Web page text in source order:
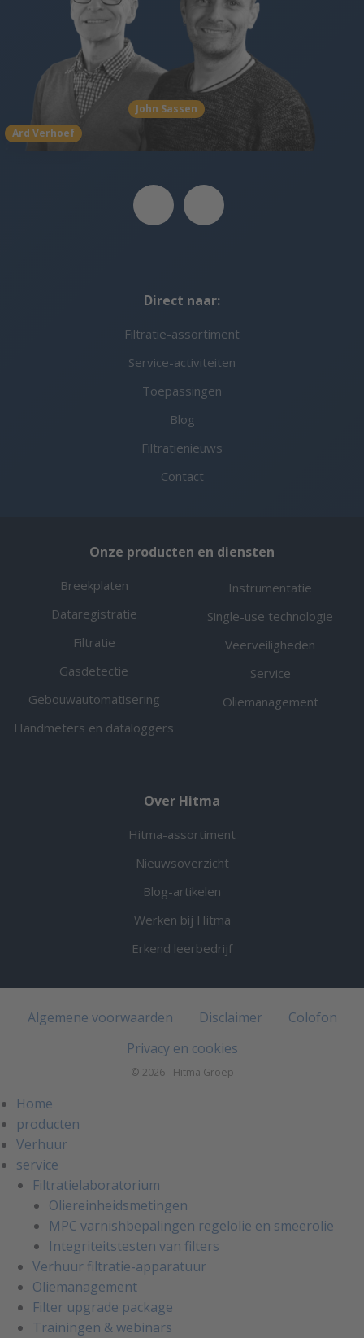
Ard Verhoef
John Sassen
Direct naar:
Filtratie-assortiment
Service-activiteiten
Toepassingen
Blog
Filtratienieuws
Contact
Onze producten en diensten
Breekplaten
Dataregistratie
Filtratie
Gasdetectie
Gebouwautomatisering
Handmeters en dataloggers
Instrumentatie
Single-use technologie
Veerveiligheden
Service
Oliemanagement
Over Hitma
Hitma-assortiment
Nieuwsoverzicht
Blog-artikelen
Werken bij Hitma
Erkend leerbedrijf
Algemene voorwaarden Disclaimer
Colofon
Privacy en cookies
© 2026 - Hitma Groep
Home
producten
Verhuur
service
Filtratielaboratorium
Oliereinheidsmetingen
MPC varnishbepalingen regelolie en smeerolie
Integriteitstesten van filters
Verhuur filtratie-apparatuur
Oliemanagement
Filter upgrade package
Trainingen & webinars